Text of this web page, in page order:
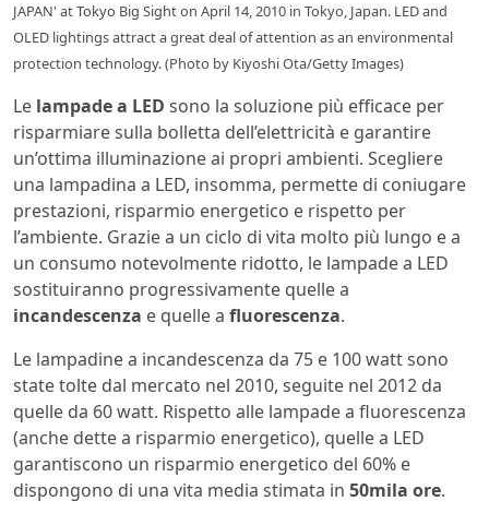
JAPAN' at Tokyo Big Sight on April 14, 2010 in Tokyo, Japan. LED and
OLED lightings attract a great deal of attention as an environmental
protection technology. (Photo by Kiyoshi Ota/Getty Images)
Le lampade a LED sono la soluzione più efficace per
risparmiare sulla bolletta dell’elettricità e garantire
un’ottima illuminazione ai propri ambienti. Scegliere
una lampadina a LED, insomma, permette di coniugare
prestazioni, risparmio energetico e rispetto per
l’ambiente. Grazie a un ciclo di vita molto più lungo e a
un consumo notevolmente ridotto, le lampade a LED
sostituiranno progressivamente quelle a
incandescenza e quelle a fluorescenza.
Le lampadine a incandescenza da 75 e 100 watt sono
state tolte dal mercato nel 2010, seguite nel 2012 da
quelle da 60 watt. Rispetto alle lampade a fluorescenza
(anche dette a risparmio energetico), quelle a LED
garantiscono un risparmio energetico del 60% e
dispongono di una vita media stimata in 50mila ore.